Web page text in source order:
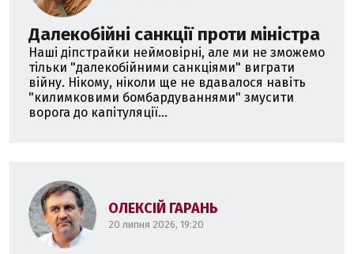
Далекобійні санкції проти міністра
Наші діпстрайки неймовірні, але ми не зможемо
тільки "далекобійними санкціями" виграти
війну. Нікому, ніколи ще не вдавалося навіть
"килимковими бомбардуваннями" змусити
ворога до капітуляції...
ОЛЕКСІЙ ГАРАНЬ
20 липня 2026, 19:20